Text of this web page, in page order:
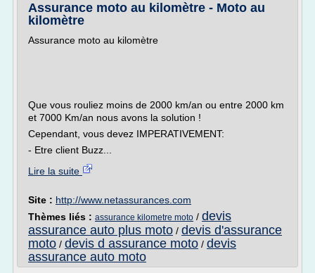
Assurance moto au kilomètre - Moto au
kilomètre
Assurance moto au kilomètre
Que vous rouliez moins de 2000 km/an ou entre 2000 km
et 7000 Km/an nous avons la solution !
Cependant, vous devez IMPERATIVEMENT:
- Etre client Buzz...
Lire la suite
Site : http://www.netassurances.com
Thèmes liés : assurance kilometre moto / devis
assurance auto plus moto / devis d'assurance
moto / devis d assurance moto / devis
assurance auto moto